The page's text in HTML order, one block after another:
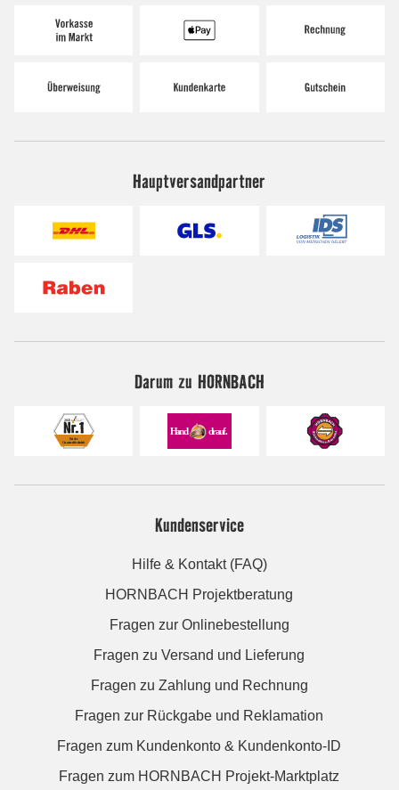
Hauptversandpartner
Darum zu HORNBACH
Kundenservice
Hilfe & Kontakt (FAQ)
HORNBACH Projektberatung
Fragen zur Onlinebestellung
Fragen zu Versand und Lieferung
Fragen zu Zahlung und Rechnung
Fragen zur Rückgabe und Reklamation
Fragen zum Kundenkonto & Kundenkonto-ID
Fragen zum HORNBACH Projekt-Marktplatz